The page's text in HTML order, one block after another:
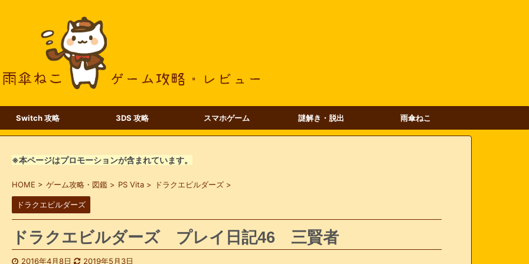
Switch 攻略 3DS 攻略 スマホゲーム 謎解き・脱出 雨傘ねこ
※本ページはプロモーションが含まれています。
HOME > ゲーム攻略・図鑑 > PS Vita > ドラクエビルダーズ >
ドラクエビルダーズ
ドラクエビルダーズ プレイ日記46 三賢者
2016年4月8日 2019年5月3日